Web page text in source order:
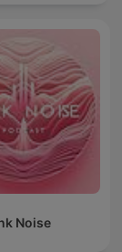
Noise